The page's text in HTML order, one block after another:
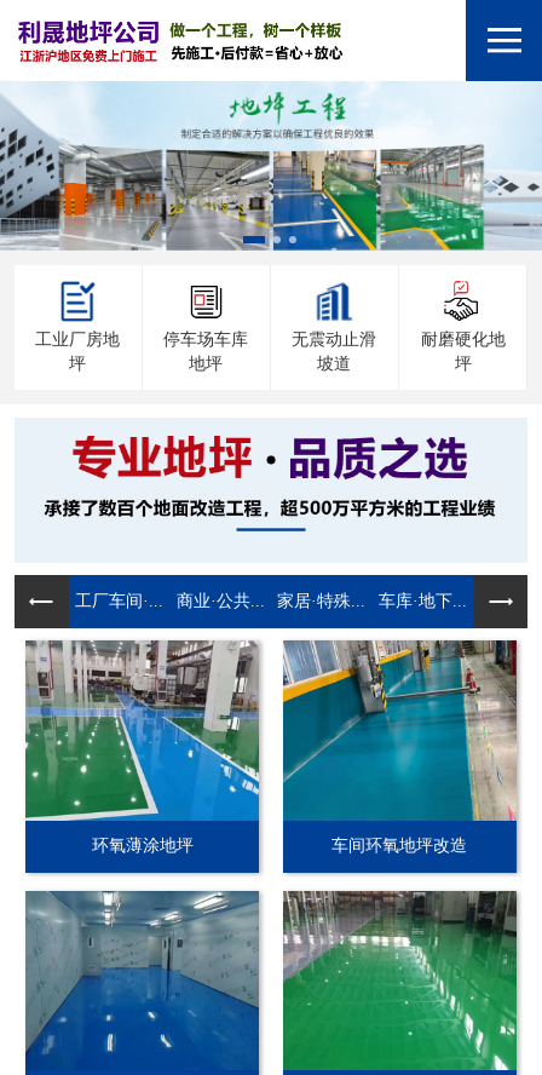
工业厂房地
坪
停车场车库
地坪
无震动止滑
坡道
耐磨硬化地
坪
工厂车间·... 商业·公共... 家居·特殊... 车库·地下...
环氧薄涂地坪 车间环氧地坪改造